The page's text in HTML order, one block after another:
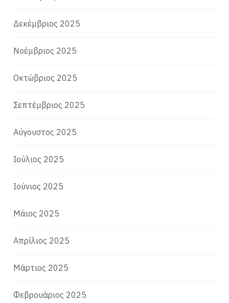
Δεκέμβριος 2025
Νοέμβριος 2025
Οκτώβριος 2025
Σεπτέμβριος 2025
Αύγουστος 2025
Ιούλιος 2025
Ιούνιος 2025
Μάιος 2025
Απρίλιος 2025
Μάρτιος 2025
Φεβρουάριος 2025